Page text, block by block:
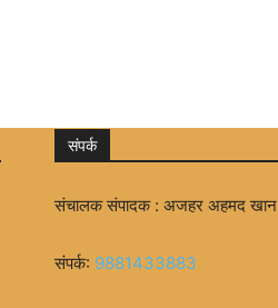
संपर्क
संचालक संपादक : अजहर अहमद खान
संपर्क: 9881433883